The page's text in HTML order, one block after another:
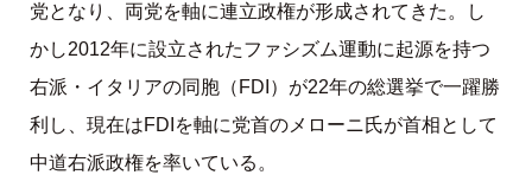
党となり、両党を軸に連立政権が形成されてきた。し
かし2012年に設立されたファシズム運動に起源を持つ
右派・イタリアの同胞（FDI）が22年の総選挙で一躍勝
利し、現在はFDIを軸に党首のメローニ氏が首相として
中道右派政権を率いている。